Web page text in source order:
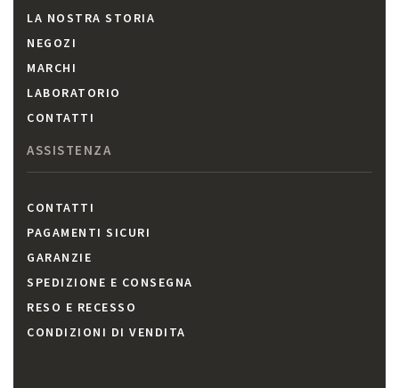
LA NOSTRA STORIA
NEGOZI
MARCHI
LABORATORIO
CONTATTI
ASSISTENZA
CONTATTI
PAGAMENTI SICURI
GARANZIE
SPEDIZIONE E CONSEGNA
RESO E RECESSO
CONDIZIONI DI VENDITA